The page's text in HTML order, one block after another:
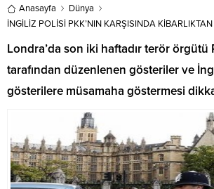
Anasayfa
Dünya
İNGİLİZ POLİSİ PKK’NIN KARŞISINDA
Londra’da son iki haftadır terör örgütü
tarafından düzenlenen gösteriler ve
gösterilere müsamaha göstermesi